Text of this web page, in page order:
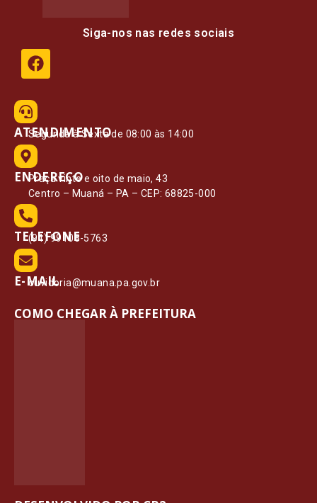
Siga-nos nas redes sociais
ATENDIMENTO
Segunda à Sexta de 08:00 às 14:00
ENDEREÇO
Praça vinte e oito de maio, 43
Centro – Muaná – PA – CEP: 68825-000
TELEFONE
(91) 99108-5763
E-MAIL
ouvidoria@muana.pa.gov.br
COMO CHEGAR À PREFEITURA